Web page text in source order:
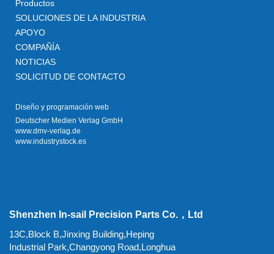
Productos
SOLUCIONES DE LA INDUSTRIA
APOYO
COMPAÑÍA
NOTICIAS
SOLICITUD DE CONTACTO
Diseño y programación web
Deutscher Medien Verlag GmbH
www.dmv-verlag.de
www.industrystock.es
Shenzhen In-sail Precision Parts Co.，Ltd
13C,Block B,Jinxing Building,Heping
Industrial Park,Changyong Road,Longhua